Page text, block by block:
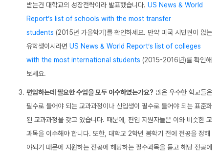
받는건 대학교의 성장전략이라 발표했습니다. US News & World
Report’s list of schools with the most transfer
students (2015년 가을학기)를 확인하세요. 만약 미국 시민권이 없는
유학생이시라면 US News & World Report’s list of colleges
with the most international students (2015-2016년)를 확인해
보세요.
편입하는데 필요한 수업을 모두 이수하였는가요? 많은 우수한 학교들은
필수로 들어야 되는 교과과정이나 신입생이 필수로 들어야 되는 표준화
된 교과과정을 갖고 있습니다. 때문에, 편입 지원자들은 이와 비슷한 교
과목을 이수해야 합니다. 또한, 대학교 2학년 봄학기 전에 전공을 정해
야되기 때문에 지원하는 전공에 해당하는 필수과목을 듣고 해당 전공에